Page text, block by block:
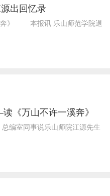
出回忆录
奔》 本报讯 乐山师范学院退
《万山不许一溪奔》
室同事说乐山师院江源先生